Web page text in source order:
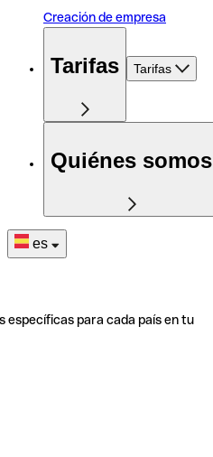
Creación de empresa
Tarifas Tarifas
Quiénes somos
es
específicas para cada país en tu